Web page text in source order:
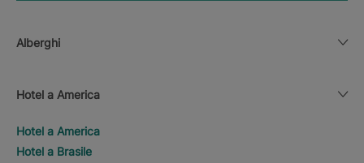
Alberghi
Hotel a America
Hotel a America
Hotel a Brasile